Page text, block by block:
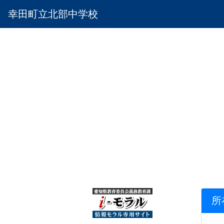
幸田町立北部中学校